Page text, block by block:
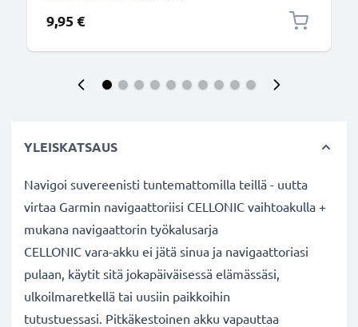
9,95 €
YLEISKATSAUS
Navigoi suvereenisti tuntemattomilla teillä - uutta
virtaa Garmin navigaattoriisi CELLONIC vaihtoakulla +
mukana navigaattorin työkalusarja
CELLONIC vara-akku ei jätä sinua ja navigaattoriasi
pulaan, käytit sitä jokapäiväisessä elämässäsi,
ulkoilmaretkellä tai uusiin paikkoihin
tutustuessasi. Pitkäkestoinen akku vapauttaa